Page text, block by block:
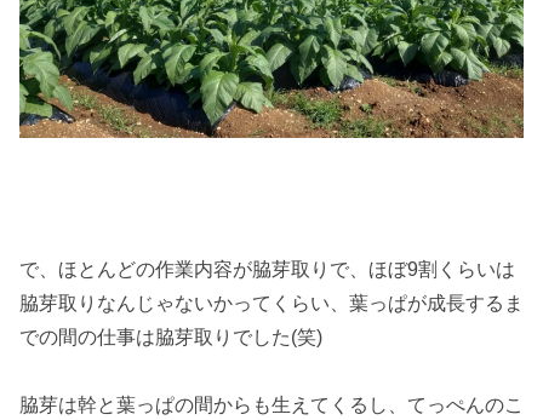
で、ほとんどの作業内容が脇芽取りで、ほぼ9割くらいは
脇芽取りなんじゃないかってくらい、葉っぱが成長するま
での間の仕事は脇芽取りでした(笑)
脇芽は幹と葉っぱの間からも生えてくるし、てっぺんのこ